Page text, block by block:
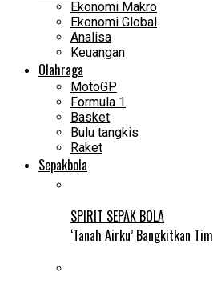
Ekonomi Makro
Ekonomi Global
Analisa
Keuangan
Olahraga
MotoGP
Formula 1
Basket
Bulu tangkis
Raket
Sepakbola
SPIRIT SEPAK BOLA
‘Tanah Airku’ Bangkitkan